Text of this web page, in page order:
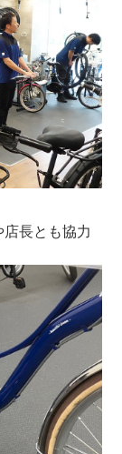
長とも協力